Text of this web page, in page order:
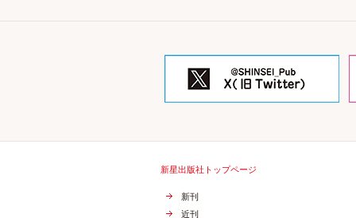
新星出版社トップページ
新刊
近刊